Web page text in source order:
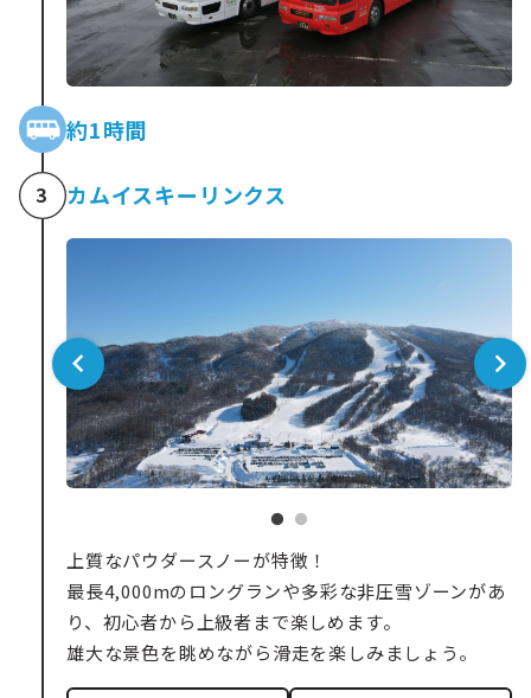
約1時間
3 カムイスキーリンクス
上質なパウダースノーが特徴！
最長4,000mのロングランや多彩な非圧雪ゾーンがあ
り、初心者から上級者まで楽しめます。
雄大な景色を眺めながら滑走を楽しみましょう。